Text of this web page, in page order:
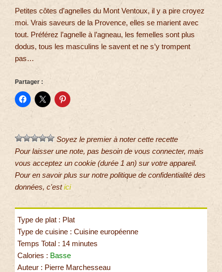
Petites côtes d’agnelles du Mont Ventoux, il y a pire croyez
moi. Vrais saveurs de la Provence, elles se marient avec
tout. Préférez l’agnelle à l’agneau, les femelles sont plus
dodus, tous les masculins le savent et ne s’y trompent
pas…
Partager :
Soyez le premier à noter cette recette
Pour laisser une note, pas besoin de vous connecter, mais
vous acceptez un cookie (durée 1 an) sur votre appareil.
Pour en savoir plus sur notre politique de confidentialité des
données, c'estici
Type de plat : Plat
Type de cuisine : Cuisine européenne
Temps Total : 14 minutes
Calories : Basse
Auteur : Pierre Marchesseau